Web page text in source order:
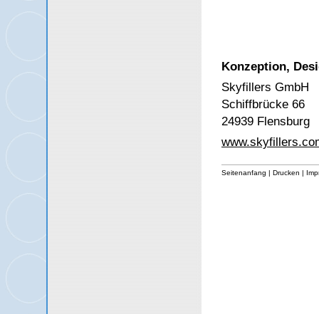
Konzeption,
Skyfillers GmbH
Schiffbrücke 66
24939 Flensburg
Seitenanfang | Drucken |